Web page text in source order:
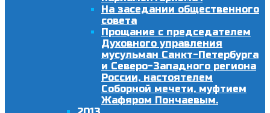
На заседании общественного
совета
Прощание с председателем
Духовного управления
мусульман Санкт-Петербурга
и Северо-Западного региона
России, настоятелем
Соборной мечети, муфтием
Жафяром Пончаевым.